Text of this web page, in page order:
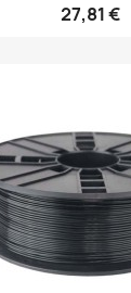
27,81 €